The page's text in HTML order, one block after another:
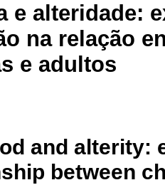
e alteridade:
na relação
e adultos
and alterity:
between